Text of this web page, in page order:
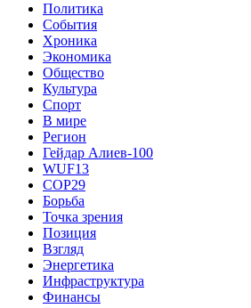
Политика
События
Хроника
Экономика
Общество
Культура
Спорт
В мире
Регион
Гейдар Алиев-100
WUF13
COP29
Борьба
Точка зрения
Позиция
Взгляд
Энергетика
Инфраструктура
Финансы